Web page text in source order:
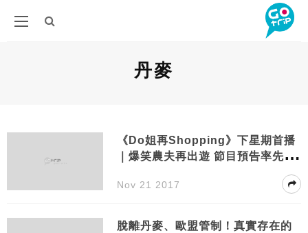
丹麥
《Do姐再Shopping》下星期首播
｜爆笑農夫再出遊 節目預告率先睇
Nov 21 2017
脫離丹麥、歐盟管制！真實存在的